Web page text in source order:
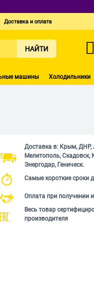
Доставка и оплата
НАЙТИ
машины Холодильники
Доставка в: Крым, ДНР,
Мелитополь, Скадовск,
Энергодар, Геническ.
Самые короткие сроки
Оплата при получении
Весь товар
производителя